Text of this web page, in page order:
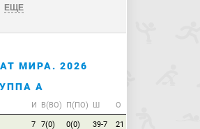
ЕЩЕ
МИРА. 2026
A
И В(ВО) П(ПО) Ш О
7 7(0) 0(0) 39-7 21